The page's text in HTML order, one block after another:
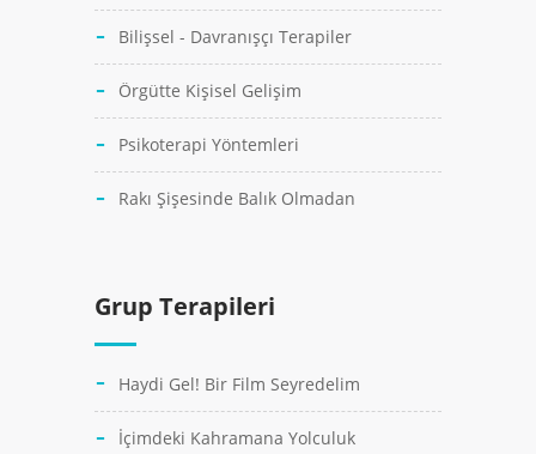
Bilişsel - Davranışçı Terapiler
Örgütte Kişisel Gelişim
Psikoterapi Yöntemleri
Rakı Şişesinde Balık Olmadan
Grup Terapileri
Haydi Gel! Bir Film Seyredelim
İçimdeki Kahramana Yolculuk